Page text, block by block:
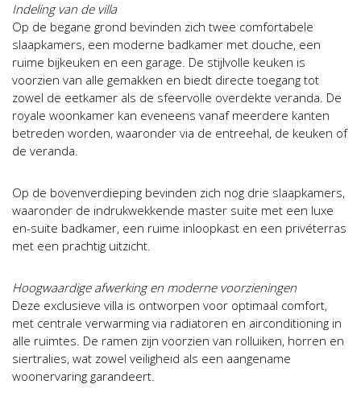
Indeling van de villa
Op de begane grond bevinden zich twee comfortabele
slaapkamers, een moderne badkamer met douche, een
ruime bijkeuken en een garage. De stijlvolle keuken is
voorzien van alle gemakken en biedt directe toegang tot
zowel de eetkamer als de sfeervolle overdekte veranda. De
royale woonkamer kan eveneens vanaf meerdere kanten
betreden worden, waaronder via de entreehal, de keuken of
de veranda.
Op de bovenverdieping bevinden zich nog drie slaapkamers,
waaronder de indrukwekkende master suite met een luxe
en-suite badkamer, een ruime inloopkast en een privéterras
met een prachtig uitzicht.
Hoogwaardige afwerking en moderne voorzieningen
Deze exclusieve villa is ontworpen voor optimaal comfort,
met centrale verwarming via radiatoren en airconditioning in
alle ruimtes. De ramen zijn voorzien van rolluiken, horren en
siertralies, wat zowel veiligheid als een aangename
woonervaring garandeert.